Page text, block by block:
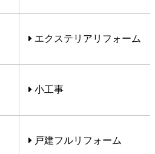
エクステリアリフォーム
小工事
戸建フルリフォーム